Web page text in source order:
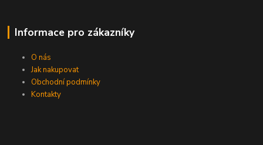
Informace pro zákazníky
O nás
Jak nakupovat
Obchodní podmínky
Kontakty